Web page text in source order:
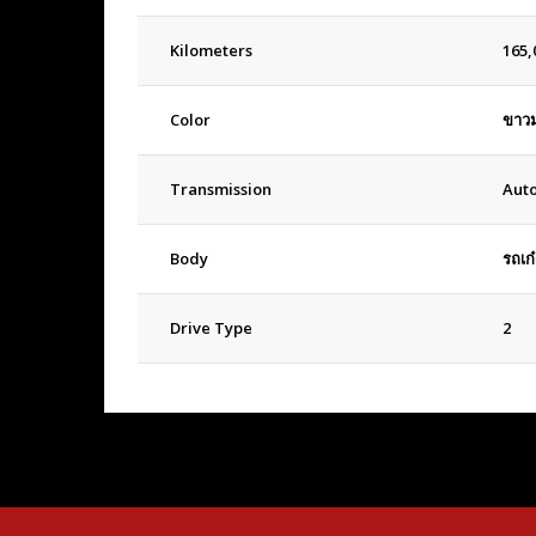
Kilometers
Color ขาว
Transmission
Body รถเ
Drive Type 2